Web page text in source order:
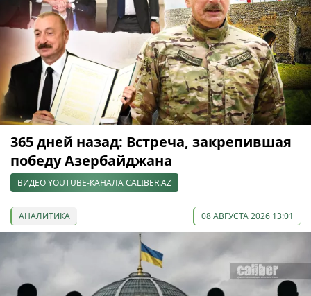
365 дней назад: Встреча, закрепившая
победу Азербайджана
ВИДЕО YOUTUBE-КАНАЛА CALIBER.AZ
АНАЛИТИКА 08 АВГУСТА 2026 13:01